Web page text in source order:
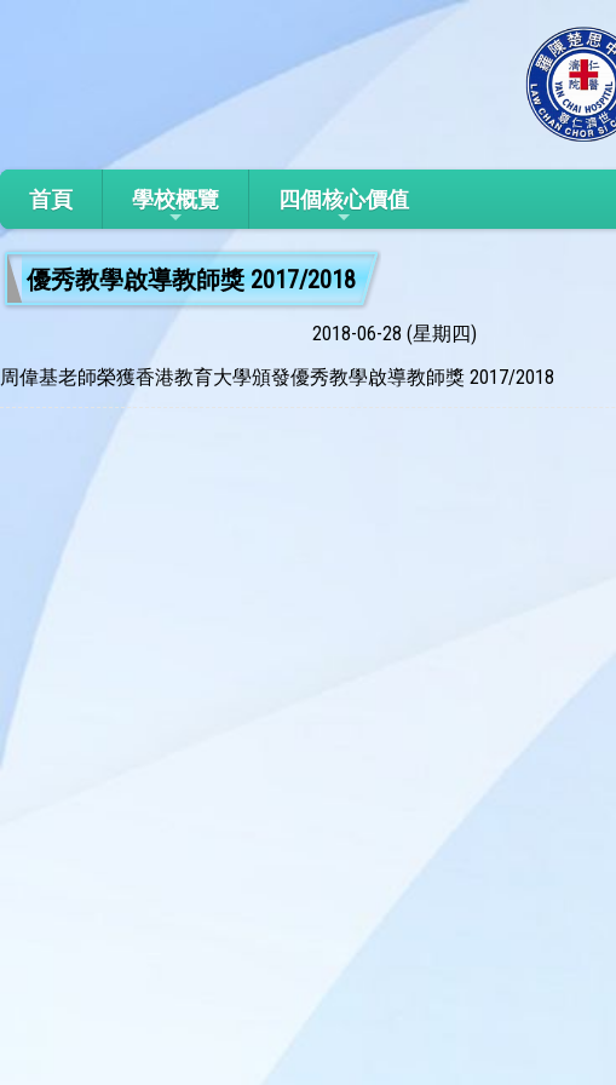
首頁 學校概覽 四個核心價值
優秀教學啟導教師獎 2017/2018
2018-06-28 (星期四)
周偉基老師榮獲香港教育大學頒發優秀教學啟導教師獎 2017/2018